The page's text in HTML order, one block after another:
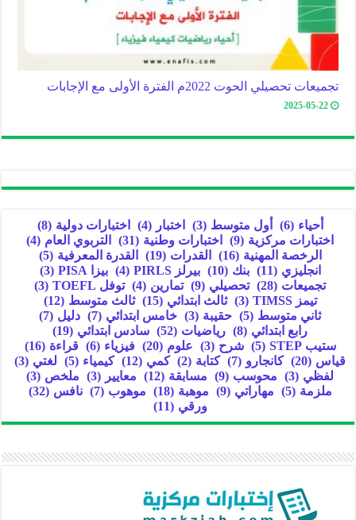
تجميعات تحصيلي الحوت 2022م الفترة الأولى مع الإجابات
2025-05-22
أحياء (6) أول متوسط (3) اختبار (4) اختبارات دولية (8)
اختبارات مركزية (9) اختبارات وطنية (31) التربوي العام (4)
الرخصة المهنية (16) القدرات (19) القدرة المعرفية (5)
انجليزي (11) بنك (10) بيرلز PIRLS (4) بيزا PISA
(3)
تجميعات (28) تحصيلي (9) تمارين (4) توفل TOEFL
(3)
تيمز TIMSS
(3) ثالث ابتدائي (15) ثالث متوسط (12)
ثاني متوسط (5) حقيبة (3) خامس ابتدائي (7) دليل (7)
رابع ابتدائي (8) رياضيات (52) سادس ابتدائي (19)
ستيب STEP
(5) شرح (3) علوم (20) فيزياء (6) قراءة (16)
قياس (20) كانجارو (7) كتابة (2) كمي (12) كيمياء (5) لغتي (3)
لفظي (3) محوسب (9) مسابقة (12) معايير (3) ملخص (3)
ملزمة (5) مهاراتي (9) موهبة (18) موهوب (7) نافس (32)
ورقي (11)